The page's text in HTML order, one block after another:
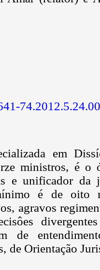
em
ministros, é o
e unificador da
é de oito
agravos
de
de Orientação